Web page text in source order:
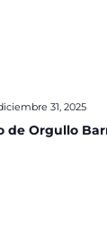
de Orgullo
31, 2025